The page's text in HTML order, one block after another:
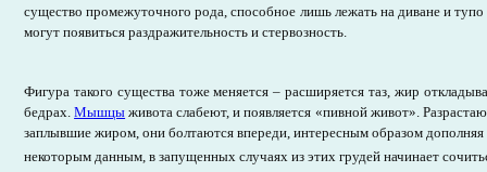
существо промежуточного рода, способное лишь лежать на диване и тупо
могут появиться раздражительность и стервозность.
Фигура такого существа тоже меняется – расширяется таз, жир
бедрах.Мышцы живота слабеют, и появляется «пивной живот».
заплывшие жиром, они болтаются впереди, интересным образом
некоторым данным, в запущенных случаях из этих грудей начинает